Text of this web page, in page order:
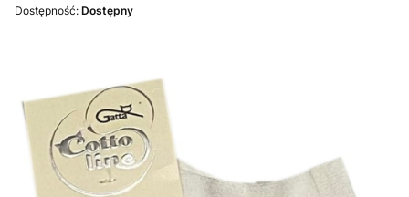
Dostępność: Dostępny